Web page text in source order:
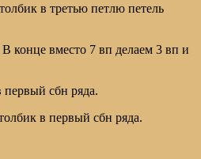
в третью петлю петель
конце вместо 7 вп делаем 3 вп и
первый сбн ряда.
в первый сбн ряда.